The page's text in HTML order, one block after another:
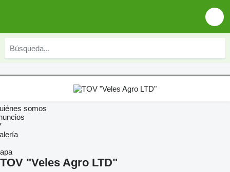
somos
TOV "Veles Agro LTD"